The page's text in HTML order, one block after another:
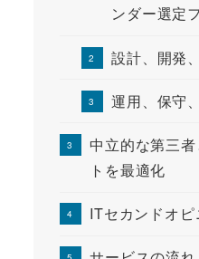
ンダー選定
設計、開発
運用、保守
中立的な第三
トを最適化
ITセカンドオピ